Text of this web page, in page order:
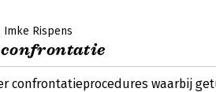
Imke Rispens
confrontatieprocedures waarbij